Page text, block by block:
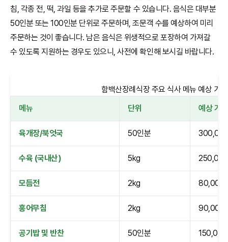
침, 각종 전, 떡, 과일 등을 추가로 주문할 수 있습니다. 음식은 대부분
50인분 또는 100인분 단위로 주문하며, 조문객 수를 예상하여 미리
주문하는 것이 좋습니다. 남은 음식은 위생적으로 포장하여 가져갈
수 있도록 지원하는 경우도 있으니, 사전에 확인해 보시길 바랍니다.
함백산장례식장 주요 식사 메뉴 예상 가
메뉴
단위 예상 가격
육개장/북엇국 50인분
수육 (국내산) 5kg
모듬전 2kg 80,000
홍어무침 2kg 90,000
공기밥 및 반찬 50인분